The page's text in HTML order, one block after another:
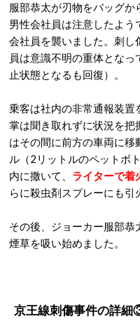
服部恭太が刃物をバッグ
男性会社員は注意したよ
会社員を襲いました。刺し
員は意識不明の重体とな
止状態となるも回復）。
乗客は社内の非常通報装
掌は聞き取れずに状況を把
はその間に前方の車両に移
ル（2リットルのペットボ
内に撒いて、 ライターで着
らに殺虫剤スプレーにも引
その後、ジョーカー服部恭
煙草を吸い始めました。
京王線刺傷事件の詳